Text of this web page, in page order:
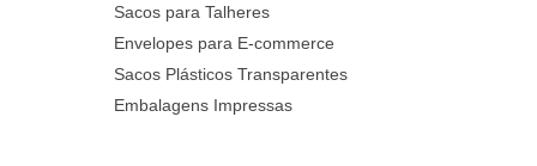
Sacos para Talheres
Envelopes para E-commerce
Sacos Plásticos Transparentes
Embalagens Impressas